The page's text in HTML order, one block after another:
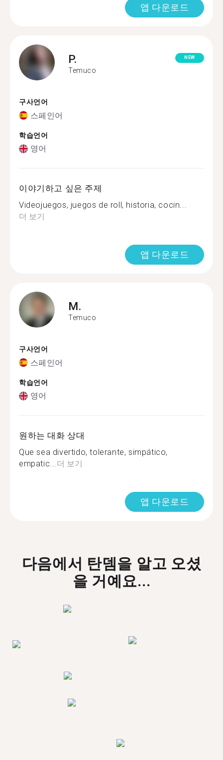
앱 다운로드
P.
Temuco
NEW
구사언어
스페인어
학습언어
영어
이야기하고 싶은 주제
Videojuegos, juegos de roll, historia, cocin...
더 보기
앱 다운로드
M.
Temuco
구사언어
스페인어
학습언어
영어
원하는 대화 상대
Que sea divertido, tolerante, simpático,
empatic...더 보기
앱 다운로드
다음에서 탄뎀을 알고 오셨
을 거예요...